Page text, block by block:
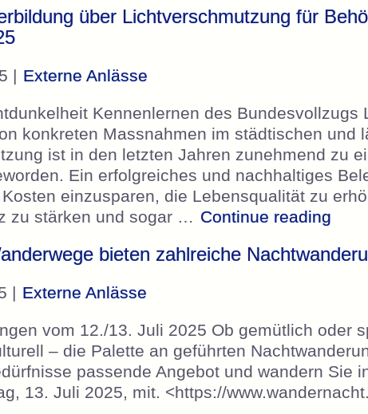
über Lichtverschmutzung für
| Externe Anlässe
Kennenlernen des Bundesvollzugs
konkreten Massnahmen im städtischen und
ist in den letzten Jahren zunehmend zu
Ein erfolgreiches und nachhaltiges
einzusparen, die Lebensqualität zu
zu stärken und sogar … Continue reading
bieten zahlreiche
| Externe Anlässe
vom 12./13. Juli 2025 Ob gemütlich oder
– die Palette an geführten
passende Angebot und wandern Sie
13. Juli 2025, mit. <https://